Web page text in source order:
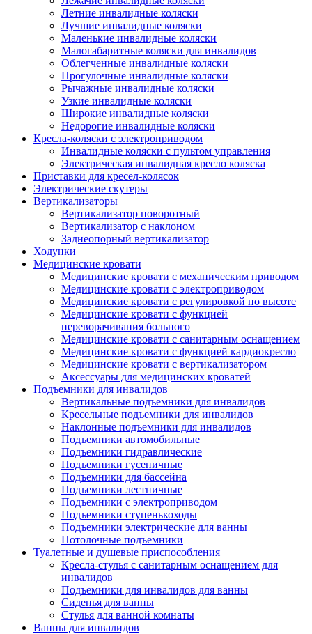
Летние инвалидные коляски
Лучшие инвалидные коляски
Маленькие инвалидные коляски
Малогабаритные коляски для инвалидов
Облегченные инвалидные коляски
Прогулочные инвалидные коляски
Рычажные инвалидные коляски
Узкие инвалидные коляски
Широкие инвалидные коляски
Недорогие инвалидные коляски
Кресла-коляски с электроприводом
Инвалидные коляски с пультом управления
Электрическая инвалидная кресло коляска
Приставки для кресел-колясок
Электрические скутеры
Вертикализаторы
Вертикализатор поворотный
Вертикализатор с наклоном
Заднеопорный вертикализатор
Ходунки
Медицинские кровати
Медицинские кровати с механическим приводом
Медицинские кровати с электроприводом
Медицинские кровати с регулировкой по высоте
Медицинские кровати с функцией
переворачивания больного
Медицинские кровати с санитарным оснащением
Медицинские кровати с функцией кардиокресло
Медицинские кровати с вертикализатором
Аксессуары для медицинских кроватей
Подъемники для инвалидов
Вертикальные подъемники для инвалидов
Кресельные подъемники для инвалидов
Наклонные подъемники для инвалидов
Подъемники автомобильные
Подъемники гидравлические
Подъемники гусеничные
Подъемники для бассейна
Подъемники лестничные
Подъемники с электроприводом
Подъемники ступенькоходы
Подъемники электрические для ванны
Потолочные подъемники
Туалетные и душевые приспособления
Кресла-стулья с санитарным оснащением для
инвалидов
Подъемники для инвалидов для ванны
Сиденья для ванны
Стулья для ванной комнаты
Ванны для инвалидов